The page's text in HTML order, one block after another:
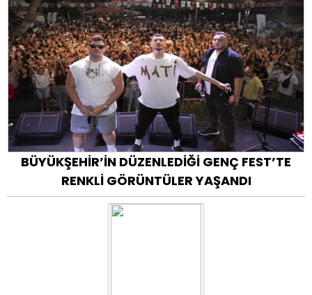
BÜYÜKŞEHİR’İN DÜZENLEDİĞİ GENÇ FEST’TE
RENKLİ GÖRÜNTÜLER YAŞANDI